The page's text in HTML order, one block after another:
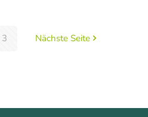
3 Nächste Seite